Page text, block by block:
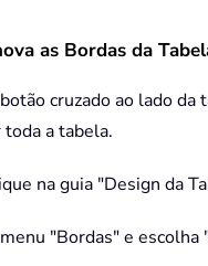
as Bordas da
cruzado ao lado da
a tabela.
na guia "Design da
"Bordas" e escolha